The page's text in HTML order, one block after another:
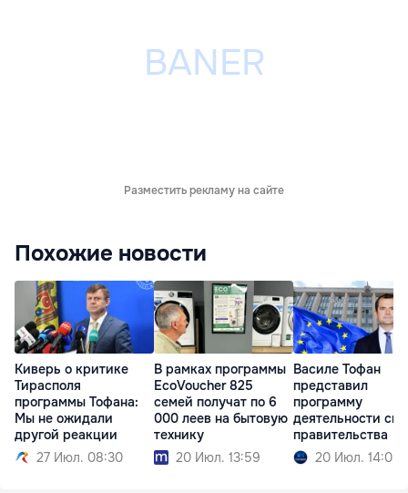
Разместить рекламу на сайте
Похожие новости
Киверь о критике
Тирасполя
программы Тофана:
Мы не ожидали
другой реакции
27 Июл. 08:30
В рамках программы
EcoVoucher 825
семей получат по 6
000 леев на бытовую
технику
20 Июл. 13:59
Василе Тофан
представил
программу
деятельности
правительства
20 Июл. 14:08